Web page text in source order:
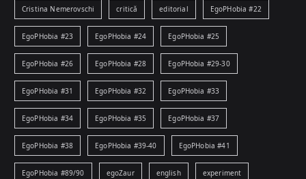
Cristina Nemerovschi critică editorial EgoPHobia #22
EgoPHobia #23 EgoPHobia #24 EgoPHobia #25
EgoPHobia #26 EgoPHobia #28 EgoPHobia #29-30
EgoPHobia #31 EgoPHobia #32 EgoPHobia #33
EgoPHobia #34 EgoPHobia #35 EgoPHobia #37
EgoPHobia #38 EgoPHobia #39-40 EgoPHobia #41
EgoPHobia #89/90 egoZaur english experiment